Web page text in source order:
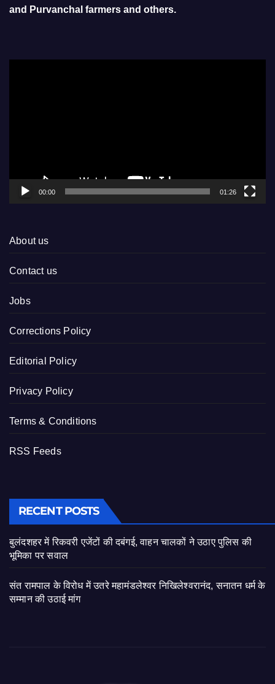
and Purvanchal farmers and others.
00:00 01:26
About us
Contact us
Jobs
Corrections Policy
Editorial Policy
Privacy Policy
Terms & Conditions
RSS Feeds
RECENT POSTS
बुलंदशहर में रिकवरी एजेंटों की दबंगई, वाहन चालकों ने उठाए पुलिस की
भूमिका पर सवाल
संत रामपाल के विरोध में उतरे महामंडलेश्वर निखिलेश्वरानंद, सनातन धर्म के
सम्मान की उठाई मांग